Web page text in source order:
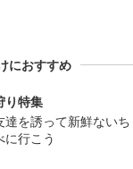
におすすめ
り特集
達を誘って新鮮ないち
に行こう